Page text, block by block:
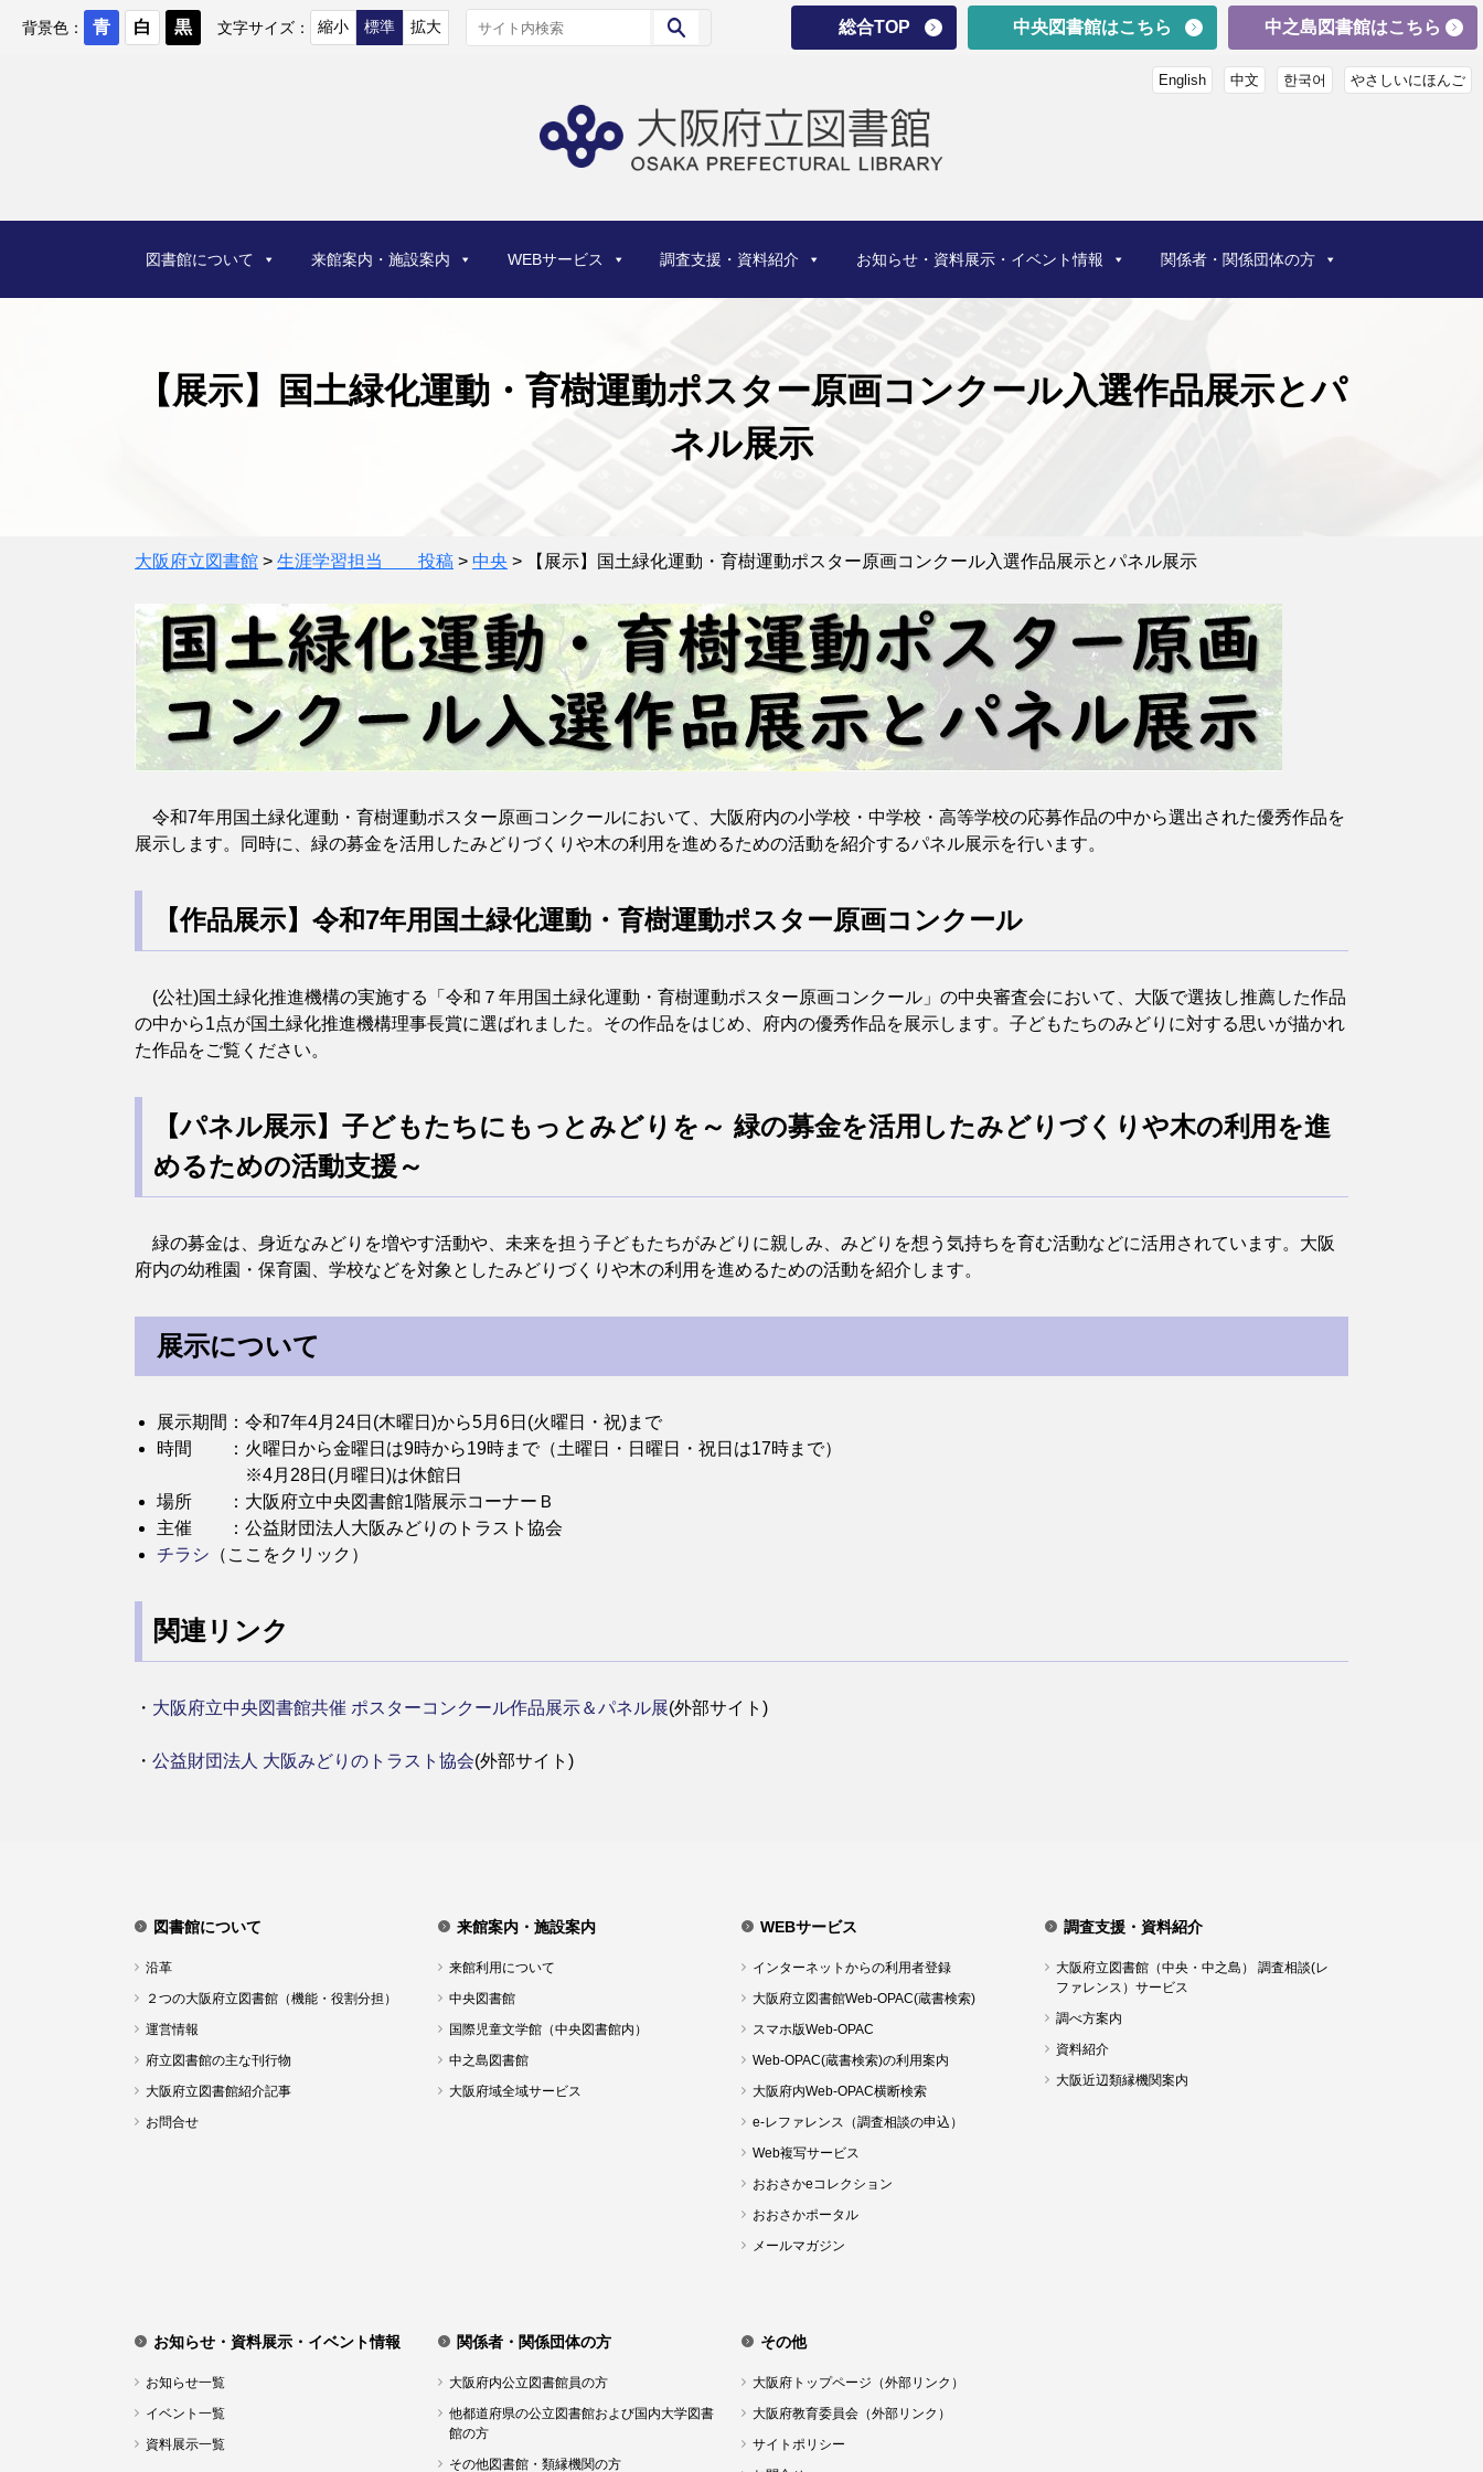
English 中文 한국어 やさしいにほんご
図書館について 来館案内・施設案内 WEBサービス 調査支援・資料紹介 お知らせ・資料展示・イベント情報 関係者・関係団体の方
背景色： 文字サイズ： 総合TOP 中央図書館はこちら 中之島図書館はこちら
【展示】国土緑化運動・育樹運動ポスター原画コンクール入選作品展示とパ
ネル展示
大阪府立図書館 > 生涯学習担当 投稿 > 中央 > 【展示】国土緑化運動・育樹運動ポスター原画コンクール入選作品展示とパネル展示
令和7年用国土緑化運動・育樹運動ポスター原画コンクールにおいて、大阪府内の小学校・中学校・高等学校の応募作品の中から選出された優秀作品を
展示します。同時に、緑の募金を活用したみどりづくりや木の利用を進めるための活動を紹介するパネル展示を行います。
【作品展示】令和7年用国土緑化運動・育樹運動ポスター原画コンクール
(公社)国土緑化推進機構の実施する「令和７年用国土緑化運動・育樹運動ポスター原画コンクール」の中央審査会において、大阪で選抜し推薦した作品
の中から1点が国土緑化推進機構理事長賞に選ばれました。その作品をはじめ、府内の優秀作品を展示します。子どもたちのみどりに対する思いが描かれ
た作品をご覧ください。
【パネル展示】子どもたちにもっとみどりを～ 緑の募金を活用したみどりづくりや木の利用を進
めるための活動支援～
緑の募金は、身近なみどりを増やす活動や、未来を担う子どもたちがみどりに親しみ、みどりを想う気持ちを育む活動などに活用されています。大阪
府内の幼稚園・保育園、学校などを対象としたみどりづくりや木の利用を進めるための活動を紹介します。
展示について
展示期間：令和7年4月24日(木曜日)から5月6日(火曜日・祝)まで
時間 ：火曜日から金曜日は9時から19時まで（土曜日・日曜日・祝日は17時まで）
​ ※4月28日(月曜日)は休館日
場所 ：大阪府立中央図書館1階展示コーナーＢ
主催 ：公益財団法人大阪みどりのトラスト協会
チラシ （ここをクリック）
関連リンク
・ 大阪府立中央図書館共催 ポスターコンクール作品展示＆パネル展​(外部サイト)
・ 公益財団法人 大阪みどりのトラスト協会(外部サイト)​
図書館について
沿革
２つの大阪府立図書館（機能・役割分担）
運営情報
府立図書館の主な刊行物
大阪府立図書館紹介記事
お問合せ
来館案内・施設案内
来館利用について
中央図書館
国際児童文学館（中央図書館内）
中之島図書館
大阪府域全域サービス
WEBサービス
インターネットからの利用者登録
大阪府立図書館Web-OPAC(蔵書検索)
スマホ版Web-OPAC
Web-OPAC(蔵書検索)の利用案内
大阪府内Web-OPAC横断検索
e-レファレンス（調査相談の申込）
Web複写サービス
おおさかeコレクション
おおさかポータル
メールマガジン
調査支援・資料紹介
大阪府立図書館（中央・中之島） 調査相談(レ
ファレンス）サービス
調べ方案内
資料紹介
大阪近辺類縁機関案内
お知らせ・資料展示・イベント情報
お知らせ一覧
イベント一覧
資料展示一覧
関係者・関係団体の方
大阪府内公立図書館員の方
他都道府県の公立図書館および国内大学図書
館の方
その他図書館・類縁機関の方
その他
大阪府トップページ（外部リンク）
大阪府教育委員会（外部リンク）
サイトポリシー